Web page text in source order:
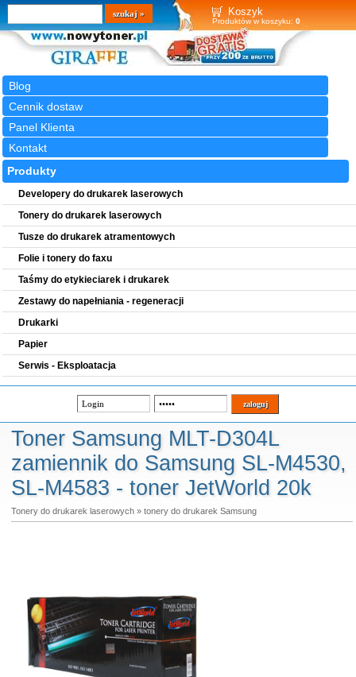
Koszyk
Produktów w koszyku: 0
Blog
Cennik dostaw
Panel Klienta
Kontakt
Wyszukiwarka
szukaj
Produkty
Developery do drukarek laserowych
Tonery do drukarek laserowych
Tusze do drukarek atramentowych
Folie i tonery do faxu
Taśmy do etykieciarek i drukarek
Zestawy do napełniania - regeneracji
Drukarki
Papier
Serwis - Eksploatacja
Toner Samsung MLT-D304L
zamiennik do Samsung SL-M4530,
SL-M4583 - toner JetWorld 20k
Tonery do drukarek laserowych» tonery do drukarek Samsung